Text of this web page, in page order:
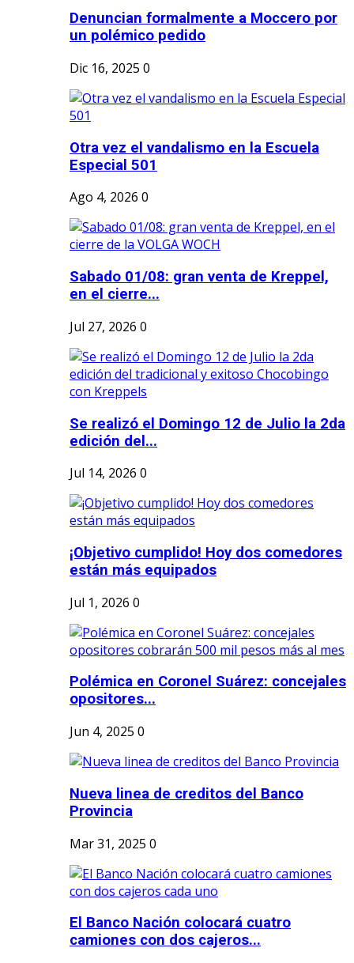
Denuncian formalmente a Moccero por
un polémico pedido
Dic 16, 2025 0
Otra vez el vandalismo en la Escuela
Especial 501
Ago 4, 2026 0
Sabado 01/08: gran venta de Kreppel,
en el cierre...
Jul 27, 2026 0
Se realizó el Domingo 12 de Julio la 2da
edición del...
Jul 14, 2026 0
¡Objetivo cumplido! Hoy dos comedores
están más equipados
Jul 1, 2026 0
Polémica en Coronel Suárez: concejales
opositores...
Jun 4, 2025 0
Nueva linea de creditos del Banco
Provincia
Mar 31, 2025 0
El Banco Nación colocará cuatro
camiones con dos cajeros...